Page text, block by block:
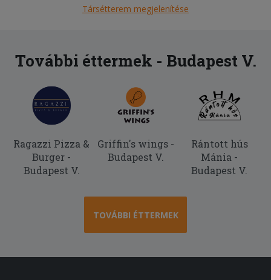
Társétterem megjelenítése
További éttermek - Budapest V.
Ragazzi Pizza &
Burger -
Budapest V.
Griffin's wings -
Budapest V.
Rántott hús
Mánia -
Budapest V.
TOVÁBBI ÉTTERMEK